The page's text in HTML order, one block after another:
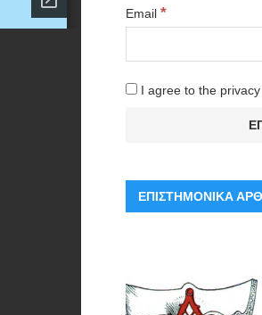
Email *
I agree to the
ΕΠΙΣΤΗΜΟΝΙΚΑ